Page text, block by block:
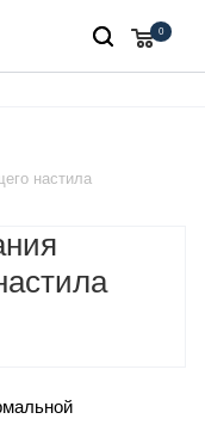
0
настила